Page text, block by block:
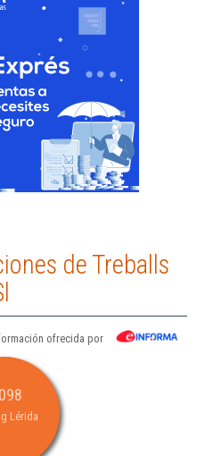
de Treballs
ofrecida por
Lérida